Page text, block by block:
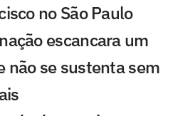
no São Paulo
escancara um
não se sustenta sem